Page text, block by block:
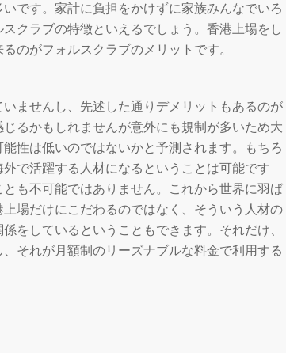
です。家計に負担をかけずに家族みんなでいろ
クラブの特徴といえるでしょう。香港上場をし
のがフォルスクラブのメリットです。
ませんし、先述した通りデメリットもあるのが
るかもしれませんが意外にも規制が多いため大
性は低いのではないかと予測されます。もちろ
で活躍する人材になるということは可能です
も不可能ではありません。これから世界に羽ば
場だけにこだわるのではなく、そういう人材の
をしているということもできます。それだけ、
それが月額制のリーズナブルな料金で利用する